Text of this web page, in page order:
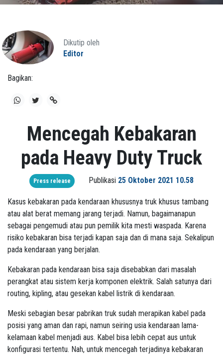
Dikutip oleh
Editor
Bagikan:
Mencegah Kebakaran
pada Heavy Duty Truck
Press release Publikasi 25 Oktober 2021 10.58
Kasus kebakaran pada kendaraan khususnya truk khusus tambang
atau alat berat memang jarang terjadi. Namun, bagaimanapun
sebagai pengemudi atau pun pemilik kita mesti waspada. Karena
risiko kebakaran bisa terjadi kapan saja dan di mana saja. Sekalipun
pada kendaraan yang berjalan.
Kebakaran pada kendaraan bisa saja disebabkan dari masalah
perangkat atau sistem kerja komponen elektrik. Salah satunya dari
routing, kipling, atau gesekan kabel listrik di kendaraan.
Meski sebagian besar pabrikan truk sudah merapikan kabel pada
posisi yang aman dan rapi, namun seiring usia kendaraan lama-
kelamaan kabel menjadi aus. Kabel bisa lebih cepat aus untuk
konfigurasi tertentu. Nah, untuk mencegah terjadinya kebakaran